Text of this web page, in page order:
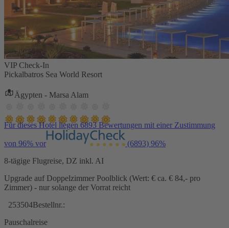
VIP Check-In
Pickalbatros Sea World Resort
Ägypten - Marsa Alam
Für dieses Hotel liegen 6893 Bewertungen mit einer Zustimmung
von 96% vor (6893) 96%
8-tägige Flugreise, DZ inkl. AI
Upgrade auf Doppelzimmer Poolblick (Wert: € ca. € 84,- pro
Zimmer) - nur solange der Vorrat reicht
253504Bestellnr.:
Pauschalreise